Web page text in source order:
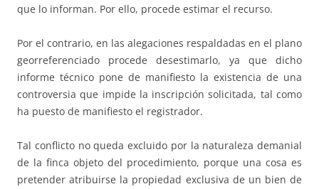
que lo informan. Por ello, procede estimar el recurso.
Por el contrario, en las alegaciones respaldadas en el plano
georreferenciado procede desestimarlo, ya que dicho
informe técnico pone de manifiesto la existencia de una
controversia que impide la inscripción solicitada, tal como
ha puesto de manifiesto el registrador.
Tal conflicto no queda excluido por la naturaleza demanial
de la finca objeto del procedimiento, porque una cosa es
pretender atribuirse la propiedad exclusiva de un bien de